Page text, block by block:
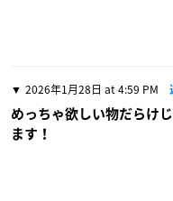
2026年1月28日 at 4:59 PM
めっちゃ欲しい物だらけ
ます！